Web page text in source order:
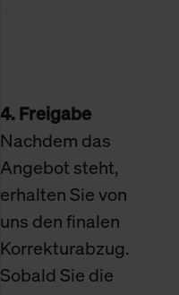
4. Freigabe
Nachdem das
Angebot steht,
erhalten Sie von
uns den finalen
Korrekturabzug.
Sobald Sie die